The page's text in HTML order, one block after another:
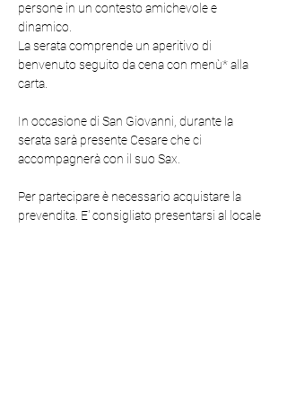
persone in un contesto amichevole e
dinamico.
La serata comprende un aperitivo di
benvenuto seguito da cena con menù* alla
carta.
In occasione di San Giovanni, durante la
serata sarà presente Cesare che ci
accompagnerà con il suo Sax.
Per partecipare è necessario acquistare la
prevendita. E' consigliato presentarsi al locale